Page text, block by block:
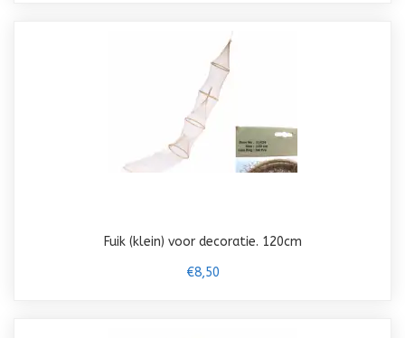
Fuik (klein) voor decoratie. 120cm
€8,50